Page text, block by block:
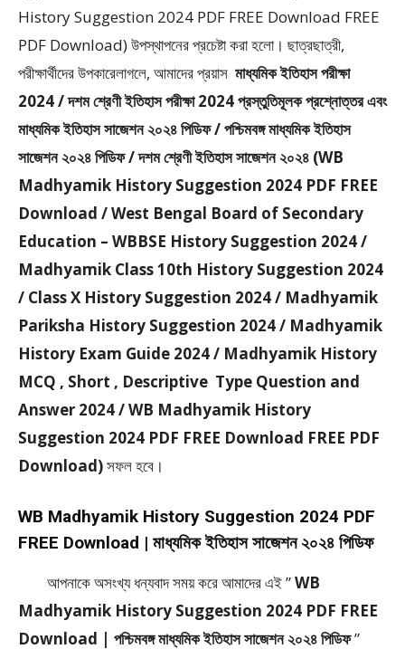
History Suggestion 2024 PDF FREE Download FREE
PDF Download) উপস্থাপনের প্রচেষ্টা করা হলাে। ছাত্রছাত্রী,
পরীক্ষার্থীদের উপকারেলাগলে, আমাদের প্রয়াস মাধ্যমিক ইতিহাস পরীক্ষা
2024 / দশম শ্রেণী ইতিহাস পরীক্ষা 2024 প্রস্তুতিমূলক প্রশ্নোত্তর এবং
মাধ্যমিক ইতিহাস সাজেশন ২০২৪ পিডিফ / পশ্চিমবঙ্গ মাধ্যমিক ইতিহাস
সাজেশন ২০২৪ পিডিফ / দশম শ্রেণী ইতিহাস সাজেশন ২০২৪ (WB
Madhyamik History Suggestion 2024 PDF FREE
Download / West Bengal Board of Secondary
Education – WBBSE History Suggestion 2024 /
Madhyamik Class 10th History Suggestion 2024
/ Class X History Suggestion 2024 / Madhyamik
Pariksha History Suggestion 2024 / Madhyamik
History Exam Guide 2024 / Madhyamik History
MCQ , Short , Descriptive Type Question and
Answer 2024 / WB Madhyamik History
Suggestion 2024 PDF FREE Download FREE PDF
Download)সফল হবে।
WB Madhyamik History Suggestion 2024 PDF
FREE Download | মাধ্যমিক ইতিহাস সাজেশন ২০২৪ পিডিফ
আপনাকে অসংখ্য ধন্যবাদ সময় করে আমাদের এই ”WB
Madhyamik History Suggestion 2024 PDF FREE
Download | পশ্চিমবঙ্গ মাধ্যমিক ইতিহাস সাজেশন ২০২৪ পিডিফ”